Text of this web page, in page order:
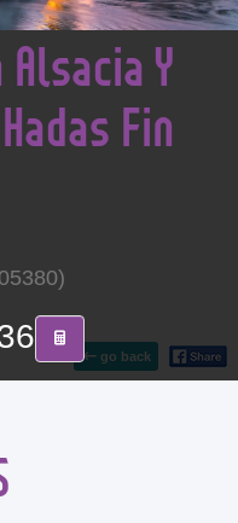
go back
Y
Fin